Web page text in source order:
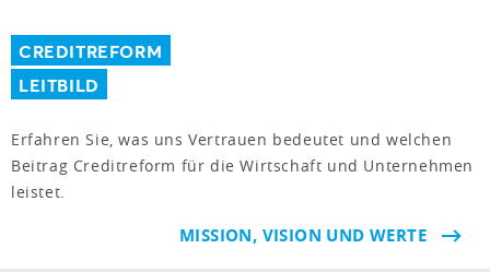
CREDITREFORM
LEITBILD
Erfahren Sie, was uns Vertrauen bedeutet und welchen
Beitrag Creditreform für die Wirtschaft und Unternehmen
leistet.
MISSION, VISION UND WERTE